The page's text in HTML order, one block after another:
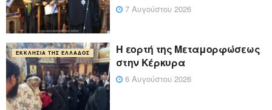
7 Αυγούστου 2026
ΕΚΚΛΗΣΊΑ ΤΗΣ ΕΛΛΆΔΟΣ
Η εορτή της Μεταμορφώσεως
στην Κέρκυρα
6 Αυγούστου 2026